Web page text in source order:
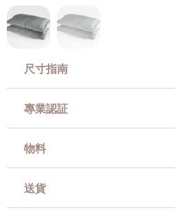
尺寸指南
專業認証
物料
送貨